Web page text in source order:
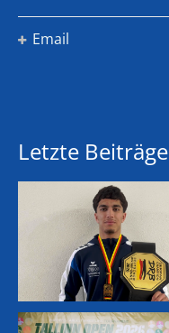
Email
Letzte Beiträge